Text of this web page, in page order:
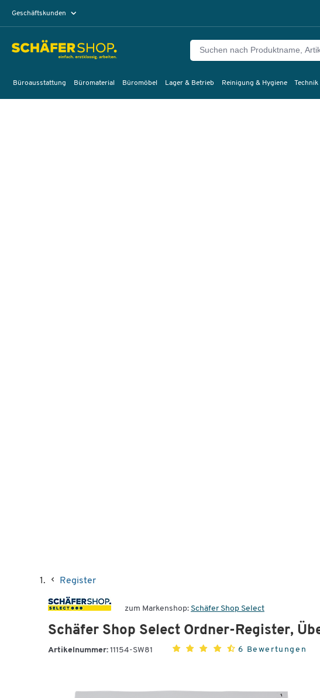
Geschäftskunden
Büroausstattung Büromaterial Büromöbel Lager & Betrieb Reinigung & Hygiene Technik
Register
zum Markenshop: Schäfer Shop Select
Schäfer Shop Select Ordner-Register,
Artikelnummer: 11154-SW81 6 Bewertungen